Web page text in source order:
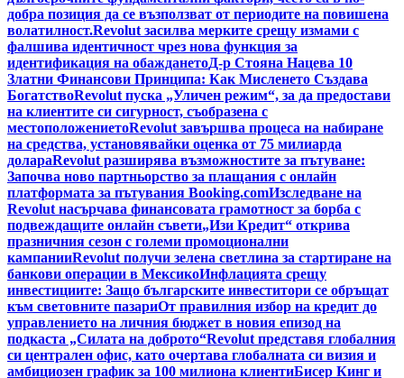
добра позиция да се възползват от периодите на повишена
волатилност.Revolut засилва мерките срещу измами с
фалшива идентичност чрез нова функция за
идентификация на обажданетоД-р Стояна Нацева 10
Златни Финансови Принципа: Как Мисленето Създава
БогатствоRevolut пуска „Уличен режим“, за да предостави
на клиентите си сигурност, съобразена с
местоположениетоRevolut завършва процеса на набиране
на средства, установявайки оценка от 75 милиарда
долараRevolut разширява възможностите за пътуване:
Започва ново партньорство за плащания с онлайн
платформата за пътувания Booking.comИзследване на
Revolut насърчава финансовата грамотност за борба с
подвеждащите онлайн съвети„Изи Кредит“ открива
празничния сезон с големи промоционални
кампанииRevolut получи зелена светлина за стартиране на
банкови операции в МексикоИнфлацията срещу
инвестициите: Защо българските инвеститори се обръщат
към световните пазариОт правилния избор на кредит до
управлението на личния бюджет в новия епизод на
подкаста „Силата на доброто“Revolut представя глобалния
си централен офис, като очертава глобалната си визия и
амбициозен график за 100 милиона клиентиБисер Кинг и